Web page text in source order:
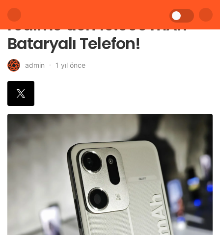
realme’den 10.000 mAh
Bataryalı Telefon!
admin 1 yıl önce